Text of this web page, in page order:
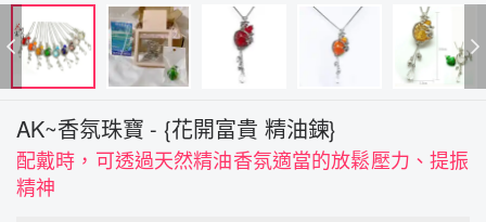
AK~香氛珠寶 - {花開富貴 精油鍊}
配戴時，可透過天然精油香氛適當的放鬆壓力、提振
精神